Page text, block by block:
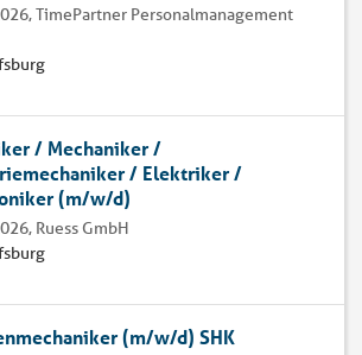
TimePartner Personalmanagement
/ Mechaniker /
/ Elektriker /
(m/w/d)
Ruess GmbH
(m/w/d) SHK